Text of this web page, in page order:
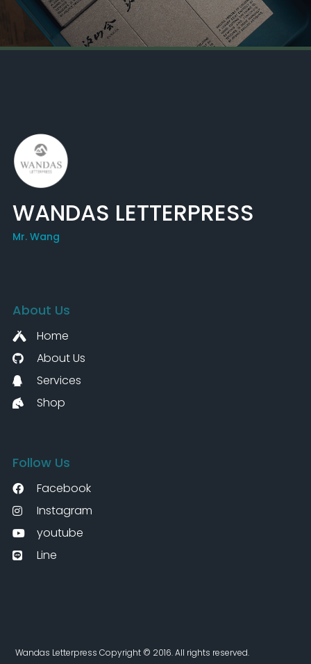
WANDAS LETTERPRESS
Mr. Wang
About Us
Home
About Us
Services
Shop
Follow Us
Facebook
Instagram
youtube
Line
Wandas Letterpress Copyright © 2016. All rights reserved.